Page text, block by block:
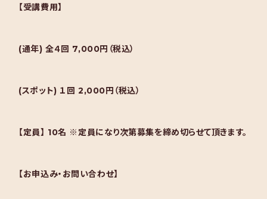
【受講費用】
(通年) 全４回 7,000円（税込）
(スポット) １回 2,000円（税込）
【定員】 10名 ※定員になり次第募集を締め切らせて頂きます。
【お申込み・お問い合わせ】